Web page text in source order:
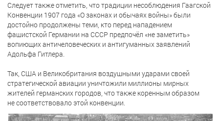
Следует также отметить, что традиции несоблюдения Гаагской
Конвенции 1907 года «О законах и обычаях войны» были
достойно продолжены теми, кто перед нападением
фашистской Германии на СССР предпочёл «не заметить»
вопиющих античеловеческих и антигуманных заявлений
Адольфа Гитлера.
Так, США и Великобритания воздушными ударами своей
стратегической авиации уничтожили миллионы мирных
жителей германских городов, что также коренным образом
не соответствовало этой конвенции.